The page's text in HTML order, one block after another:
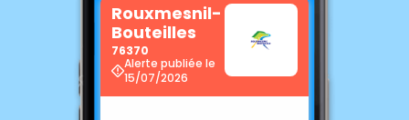
Rouxmesnil-
Bouteilles
76370
Alerte publiée le
15/07/2026